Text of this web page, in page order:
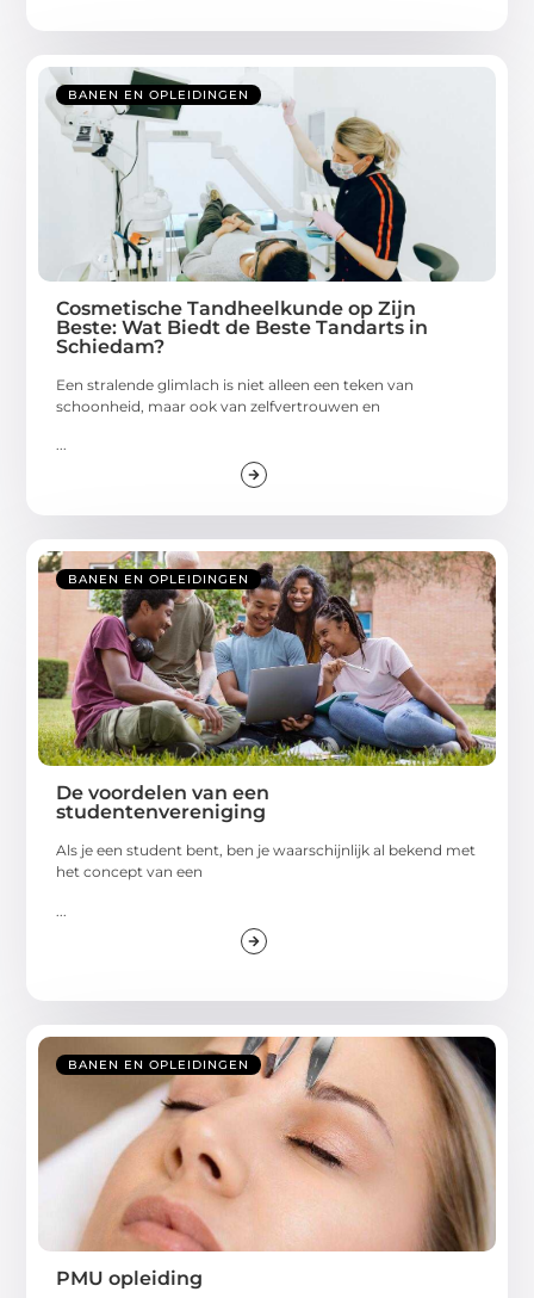
BANEN EN OPLEIDINGEN
Cosmetische Tandheelkunde op Zijn
Beste: Wat Biedt de Beste Tandarts in
Schiedam?
Een stralende glimlach is niet alleen een teken van
schoonheid, maar ook van zelfvertrouwen en
...
BANEN EN OPLEIDINGEN
De voordelen van een
studentenvereniging
Als je een student bent, ben je waarschijnlijk al bekend met
het concept van een
BANEN EN OPLEIDINGEN
PMU opleiding